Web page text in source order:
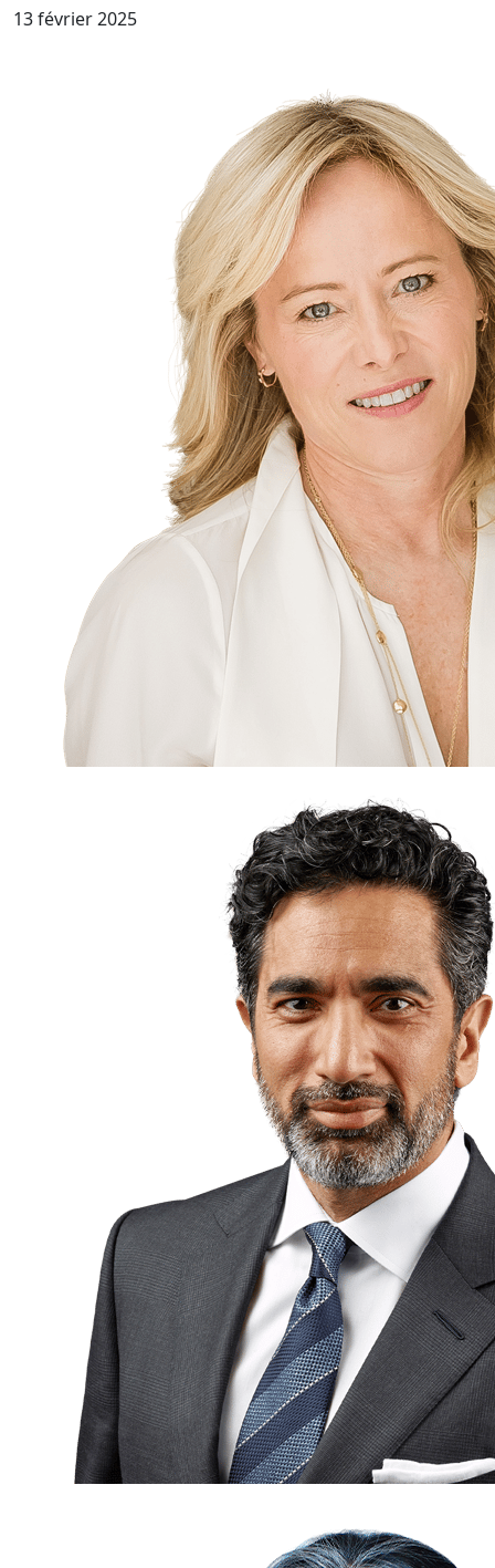
13 février 2025